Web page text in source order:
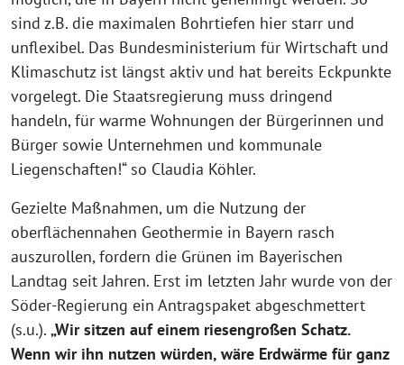
sind z.B. die maximalen Bohrtiefen hier starr und
unflexibel. Das Bundesministerium für Wirtschaft und
Klimaschutz ist längst aktiv und hat bereits Eckpunkte
vorgelegt. Die Staatsregierung muss dringend
handeln, für warme Wohnungen der Bürgerinnen und
Bürger sowie Unternehmen und kommunale
Liegenschaften!“ so Claudia Köhler.
Gezielte Maßnahmen, um die Nutzung der
oberflächennahen Geothermie in Bayern rasch
auszurollen, fordern die Grünen im Bayerischen
Landtag seit Jahren. Erst im letzten Jahr wurde von der
Söder-Regierung ein Antragspaket abgeschmettert
(s.u.). „Wir sitzen auf einem riesengroßen Schatz.
Wenn wir ihn nutzen würden, wäre Erdwärme für ganz